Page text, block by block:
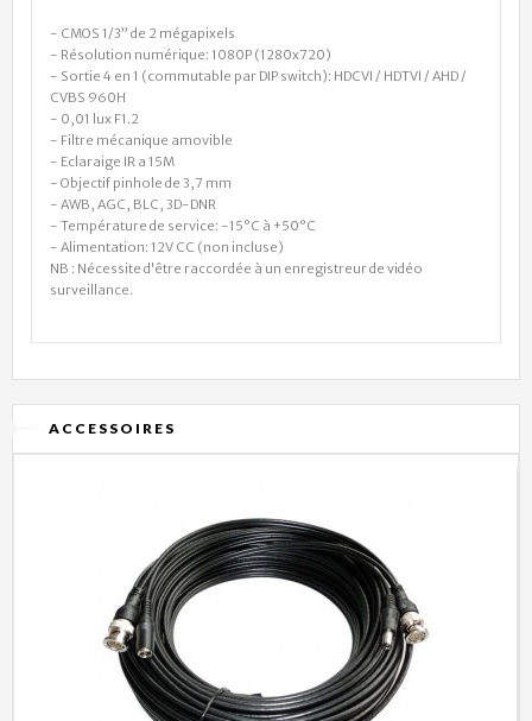
- CMOS 1/3” de 2 mégapixels
- Résolution numérique: 1080P (1280x720)
- Sortie 4 en 1 (commutable par DIP switch): HDCVI / HDTVI / AHD /
CVBS 960H
- 0,01 lux F1.2
- Filtre mécanique amovible
- Eclaraige IR a 15M
- Objectif pinhole de 3,7 mm
- AWB, AGC, BLC, 3D-DNR
- Température de service: -15°C à +50°C
- Alimentation: 12V CC (non incluse)
NB : Nécessite d'être raccordée à un enregistreur de vidéo
surveillance.
ACCESSOIRES